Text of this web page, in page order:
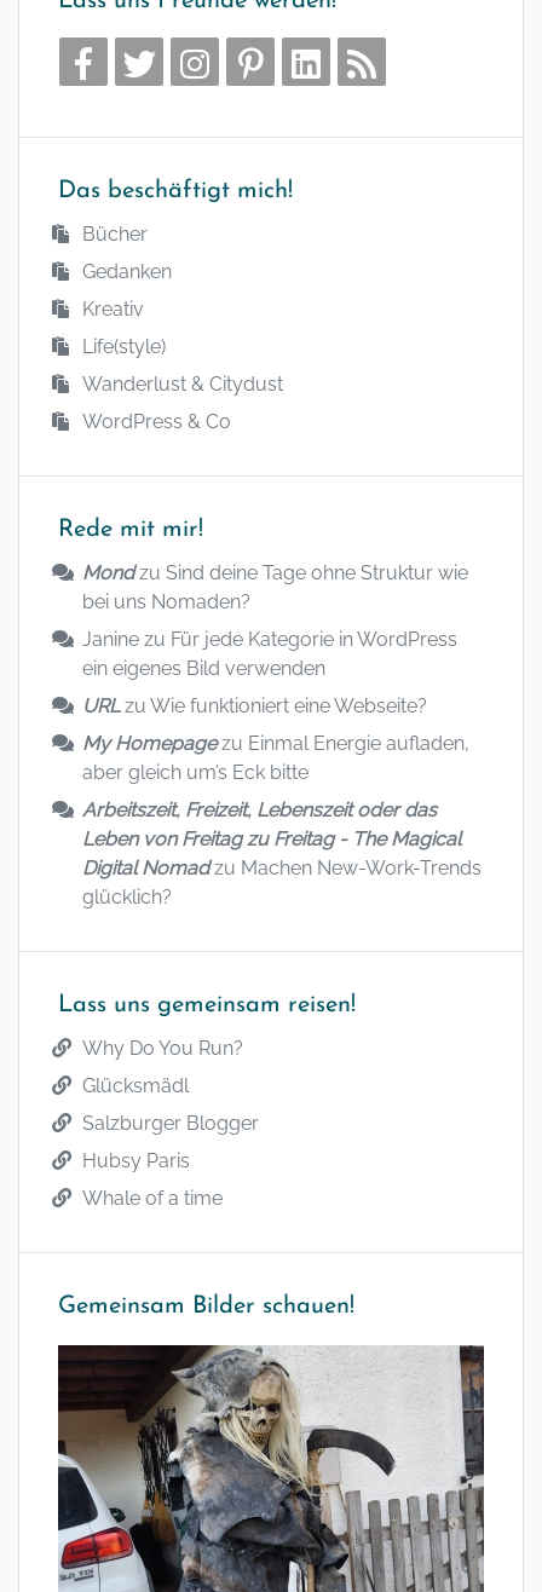
Das beschäftigt mich!
Bücher
Gedanken
Kreativ
Life(style)
Wanderlust & Citydust
WordPress & Co
Rede mit mir!
Mondzu Sind deine Tage ohne Struktur wie
bei uns Nomaden?
Janine zu Für jede Kategorie in WordPress
ein eigenes Bild verwenden
URLzu Wie funktioniert eine Webseite?
My Homepagezu Einmal Energie aufladen,
aber gleich um’s Eck bitte
Arbeitszeit, Freizeit, Lebenszeit oder das
Leben von Freitag zu Freitag - The Magical
Digital Nomadzu Machen New-Work-Trends
glücklich?
Lass uns gemeinsam reisen!
Why Do You Run?
Glücksmädl
Salzburger Blogger
Hubsy Paris
Whale of a time
Gemeinsam Bilder schauen!